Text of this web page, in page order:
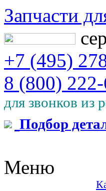
Запчасти
+7 (495)
8 (800)
для звонков из
Подбор
Меню